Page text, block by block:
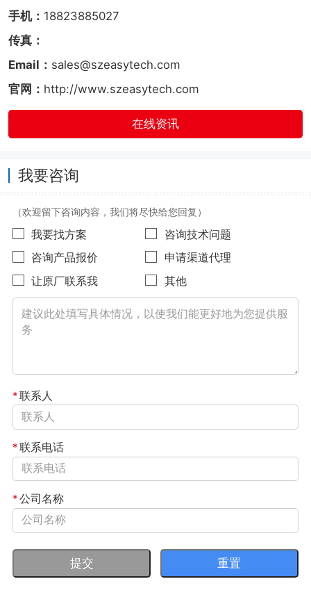
手机： 18823885027
传真：
Email： sales@szeasytech.com
官网： http://www.szeasytech.com
在线资讯
我要咨询
（欢迎留下咨询内容，我们将尽快给您回复）
我要找方案
咨询技术问题
咨询产品报价
申请渠道代理
让原厂联系我
其他
*联系人
*联系电话
*公司名称